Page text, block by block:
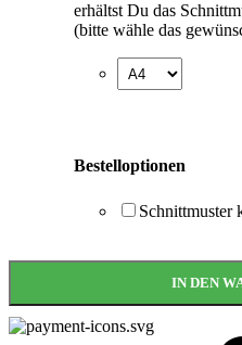
erhältst Du das
(bitte wähle das
Bestelloptionen
Schnittmuster
IN DEN